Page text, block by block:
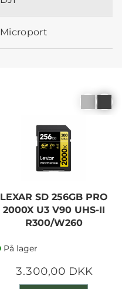
Microport
LEXAR SD 256GB PRO
2000X U3 V90 UHS-II
R300/W260
På lager
3.300,00 DKK